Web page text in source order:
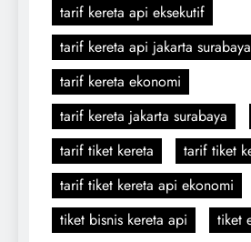
tarif kereta api eksekutif
tarif kereta api jakarta surabaya
tarif kereta ekonomi
tarif kereta jakarta surabaya
tarif tiket kereta
tarif tiket
tarif tiket kereta api ekonomi
tiket bisnis kereta api
tiket